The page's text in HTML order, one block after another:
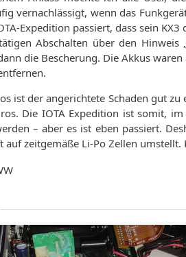
vernachlässigt, wenn das
Expedition passiert, dass sein
Abschalten über den Hinweis
die Bescherung. Die Akkus
ist der angerichtete Schaden gut
Die IOTA Expedition ist somit,
– aber es ist eben passiert.
auf zeitgemäße Li-Po Zellen